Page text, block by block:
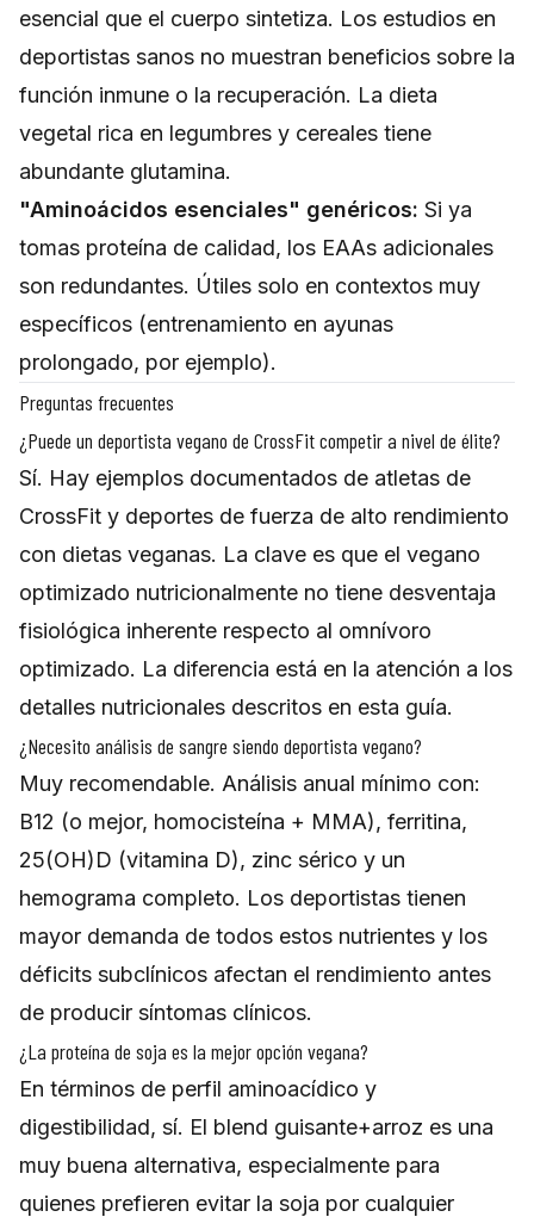
esencial que el cuerpo sintetiza. Los estudios en
deportistas sanos no muestran beneficios sobre la
función inmune o la recuperación. La dieta
vegetal rica en legumbres y cereales tiene
abundante glutamina.
"Aminoácidos esenciales" genéricos: Si ya
tomas proteína de calidad, los EAAs adicionales
son redundantes. Útiles solo en contextos muy
específicos (entrenamiento en ayunas
prolongado, por ejemplo).
Preguntas frecuentes
¿Puede un deportista vegano de CrossFit competir a nivel de élite?
Sí. Hay ejemplos documentados de atletas de
CrossFit y deportes de fuerza de alto rendimiento
con dietas veganas. La clave es que el vegano
optimizado nutricionalmente no tiene desventaja
fisiológica inherente respecto al omnívoro
optimizado. La diferencia está en la atención a los
detalles nutricionales descritos en esta guía.
¿Necesito análisis de sangre siendo deportista vegano?
Muy recomendable. Análisis anual mínimo con:
B12 (o mejor, homocisteína + MMA), ferritina,
25(OH)D (vitamina D), zinc sérico y un
hemograma completo. Los deportistas tienen
mayor demanda de todos estos nutrientes y los
déficits subclínicos afectan el rendimiento antes
de producir síntomas clínicos.
¿La proteína de soja es la mejor opción vegana?
En términos de perfil aminoacídico y
digestibilidad, sí. El blend guisante+arroz es una
muy buena alternativa, especialmente para
quienes prefieren evitar la soja por cualquier